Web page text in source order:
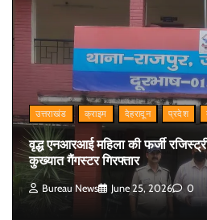
उत्तराखंड क्राइम देहरादून प्रदेश
वृद्ध एनआरआई महिला की फर्जी
कुख्यात गैंगस्टर गिरफ्तार
Bureau News June 25, 2026 0